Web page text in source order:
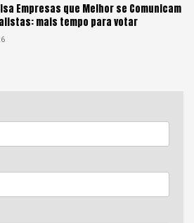
Empresas que Melhor se Comunicam
mais tempo para votar